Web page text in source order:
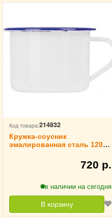
Код товара:214832
Кружка-соусник
эмалированная сталь 120
720 р.
в наличии на сегодня
В корзину